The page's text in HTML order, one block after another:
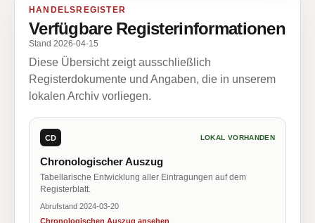
HANDELSREGISTER
Verfügbare Registerinformationen
Stand 2026-04-15
Diese Übersicht zeigt ausschließlich
Registerdokumente und Angaben, die in unserem
lokalen Archiv vorliegen.
CD LOKAL VORHANDEN
Chronologischer Auszug
Tabellarische Entwicklung aller Eintragungen auf dem
Registerblatt.
Abrufstand 2024-03-20
Chronologischen Auszug ansehen